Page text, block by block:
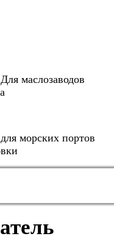
маслозаводов
морских портов